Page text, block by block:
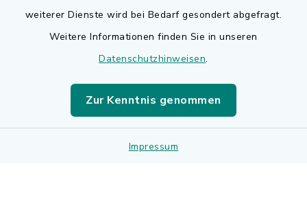
weiterer Dienste wird bei Bedarf gesondert abgefragt.
Weitere Informationen finden Sie in unseren
Datenschutzhinweisen.
Zur Kenntnis genommen
Impressum
Barrierefreiheit
Impressum
Sitemap